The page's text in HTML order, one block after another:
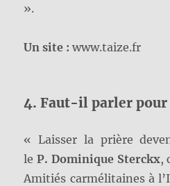
».
Un site :www.taize.fr
4. Faut-il parler pour
« Laisser la prière
leP. Dominique Sterckx,
Amitiés carmélitaines à